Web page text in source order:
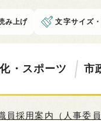
み上げ 文字サイズ
・スポーツ 市
員採用案内（人事委